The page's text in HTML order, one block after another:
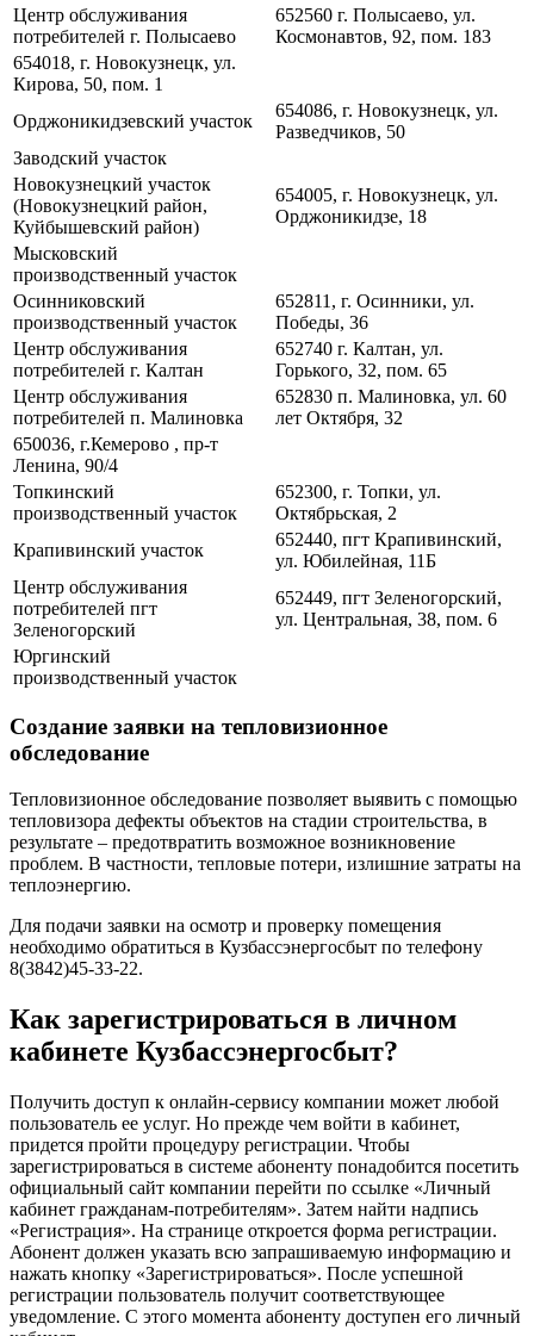
Центр обслуживания
потребителей г. Полысаево
652560 г. Полысаево, ул.
Космонавтов, 92, пом. 183
654018, г. Новокузнецк, ул.
Кирова, 50, пом. 1
Орджоникидзевский участок
654086, г. Новокузнецк, ул.
Разведчиков, 50
Заводский участок
Новокузнецкий участок
(Новокузнецкий район,
Куйбышевский район)
654005, г. Новокузнецк, ул.
Орджоникидзе, 18
Мысковский
производственный участок
Осинниковский
производственный участок
652811, г. Осинники, ул.
Победы, 36
Центр обслуживания
потребителей г. Калтан
652740 г. Калтан, ул.
Горького, 32, пом. 65
Центр обслуживания
потребителей п. Малиновка
652830 п. Малиновка, ул. 60
лет Октября, 32
650036, г.Кемерово , пр-т
Ленина, 90/4
Топкинский
производственный участок
652300, г. Топки, ул.
Октябрьская, 2
Крапивинский участок
652440, пгт Крапивинский,
ул. Юбилейная, 11Б
Центр обслуживания
потребителей пгт
Зеленогорский
652449, пгт Зеленогорский,
ул. Центральная, 38, пом. 6
Юргинский
производственный участок
Создание заявки на тепловизионное
обследование
Тепловизионное обследование позволяет выявить с помощью
тепловизора дефекты объектов на стадии строительства, в
результате – предотвратить возможное возникновение
проблем. В частности, тепловые потери, излишние затраты на
теплоэнергию.
Для подачи заявки на осмотр и проверку помещения
необходимо обратиться в Кузбассэнергосбыт по телефону
8(3842)45-33-22.
Как зарегистрироваться в личном
кабинете Кузбассэнергосбыт?
Получить доступ к онлайн-сервису компании может любой
пользователь ее услуг. Но прежде чем войти в кабинет,
придется пройти процедуру регистрации. Чтобы
зарегистрироваться в системе абоненту понадобится посетить
официальный сайт компании перейти по ссылке «Личный
кабинет гражданам-потребителям». Затем найти надпись
«Регистрация». На странице откроется форма регистрации.
Абонент должен указать всю запрашиваемую информацию и
нажать кнопку «Зарегистрироваться». После успешной
регистрации пользователь получит соответствующее
уведомление. С этого момента абоненту доступен его личный